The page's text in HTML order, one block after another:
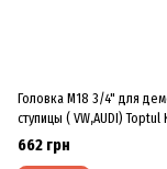
Головка М18 3/4" для
ступицы ( VW,AUDI) Toptul
662 грн